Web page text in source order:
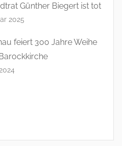
Günther Biegert ist tot
2025
feiert 300 Jahre Weihe